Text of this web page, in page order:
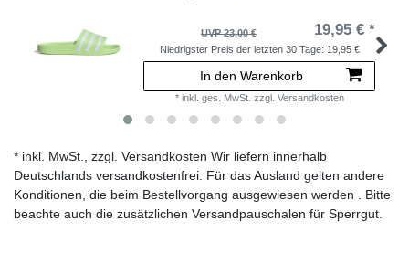
UVP 23,00 € 19,95 € *
Niedrigster Preis der letzten 30 Tage: 19,95 €
In den Warenkorb
* inkl. ges. MwSt. zzgl. Versandkosten
* inkl. MwSt., zzgl. Versandkosten Wir liefern innerhalb
Deutschlands versandkostenfrei. Für das Ausland gelten andere
Konditionen, die beim Bestellvorgang ausgewiesen werden . Bitte
beachte auch die zusätzlichen Versandpauschalen für Sperrgut.